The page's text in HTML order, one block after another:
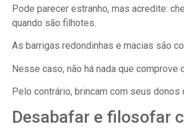
Pode parecer estranho, mas acredite:
quando são filhotes.
As barrigas redondinhas e macias são
Nesse caso, não há nada que
Pelo contrário, brincam com seus
Desabafar e filosofar